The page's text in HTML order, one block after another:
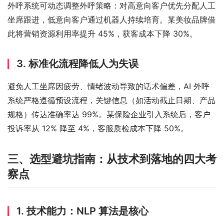
外呼系统可动态调整外呼策略：对高意向客户优先分配人工
坐席跟进，低意向客户通过机器人持续培育。某美妆品牌借
此将营销资源利用率提升 45%，获客成本下降 30%。
3. 标准化流程降低人为失误
避免人工坐席因疲劳、情绪波动导致的话术偏差，AI 外呼
系统严格遵循预设流程，关键信息（如活动截止日期、产品
规格）传达准确率达 99%。某保险企业引入系统后，客户
投诉率从 12% 降至 4%，客服质检成本下降 50%。
三、选型避坑指南：从技术到落地的四大考
察点
1. 技术能力：NLP 算法是核心